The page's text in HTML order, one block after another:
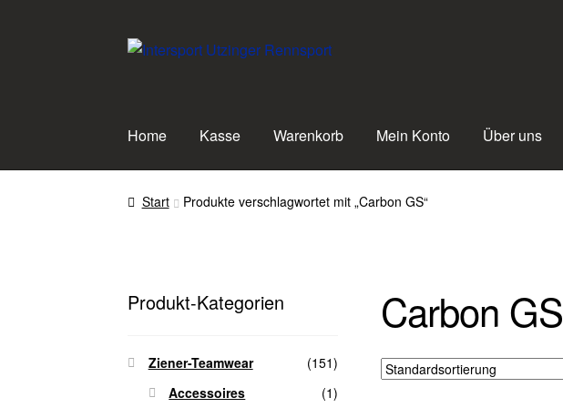
Zur
Zum
Home
Kasse Warenkorb Mein Konto Über uns
Start Produkte verschlagwortet mit „Carbon GS“
Carbon GS
Produkt-Kategorien
Ziener-Teamwear
(151)
Accessoires
(1)